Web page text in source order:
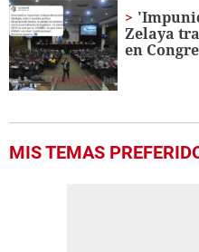
1
minute,
54
seconds
Zelaya
en
MIS TEMAS